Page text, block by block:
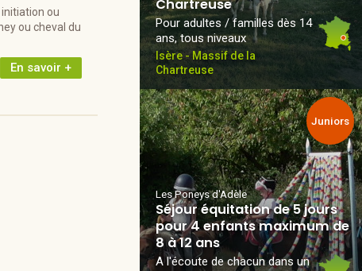
initiation ou
ou cheval du
En savoir +
Chartreuse
Pour adultes / familles dès 14
ans, tous niveaux
Isère - Massif de la
Chartreuse
Juniors
Les Poneys d'Adèle
Séjour équitation de 5 jours
pour 4 enfants maximum de
8 à 12 ans
A l'écoute de chacun dans un